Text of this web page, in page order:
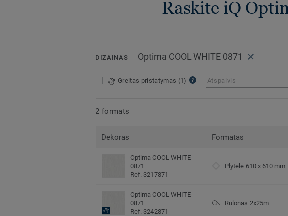
Raskite iQ
DIZAINAS Optima COOL WHITE 0871
Greitas pristatymas (1) Atspalvis
2 formats
Dekoras Formatas
Optima COOL WHITE
0871
Ref. 3217871
Plytelė 610 x 610 mm
Optima COOL WHITE
0871
Ref. 3242871
Rulonas 2x25m